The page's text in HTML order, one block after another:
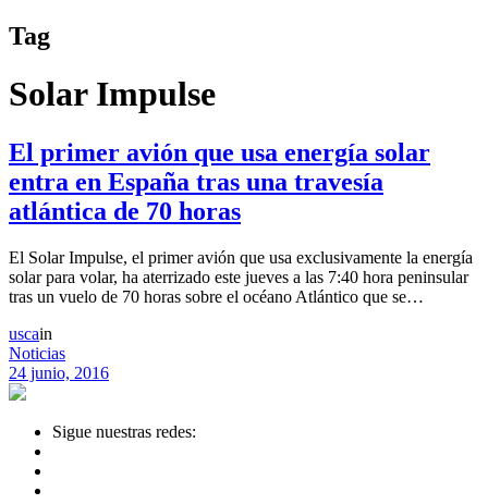
Tag
Solar Impulse
El primer avión que usa energía solar
entra en España tras una travesía
atlántica de 70 horas
El Solar Impulse, el primer avión que usa exclusivamente la energía
solar para volar, ha aterrizado este jueves a las 7:40 hora peninsular
tras un vuelo de 70 horas sobre el océano Atlántico que se…
uscain
Noticias
24 junio, 2016
Sigue nuestras redes: